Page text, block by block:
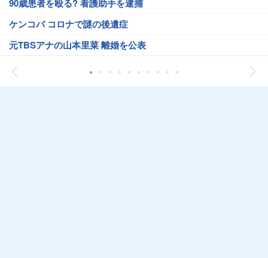
90歳患者を殴る? 看護助手を逮捕
ケンコバ コロナで謎の後遺症
元TBSアナの山本里菜 離婚を公表